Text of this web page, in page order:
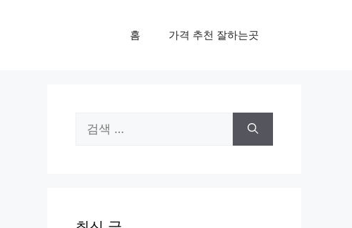
홈 가격 추천 잘하는곳
색: